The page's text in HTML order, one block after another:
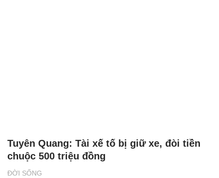
ĐỜI SỐNG
Tuyên Quang: Tài xế tố bị giữ xe, đòi tiền
chuộc 500 triệu đồng